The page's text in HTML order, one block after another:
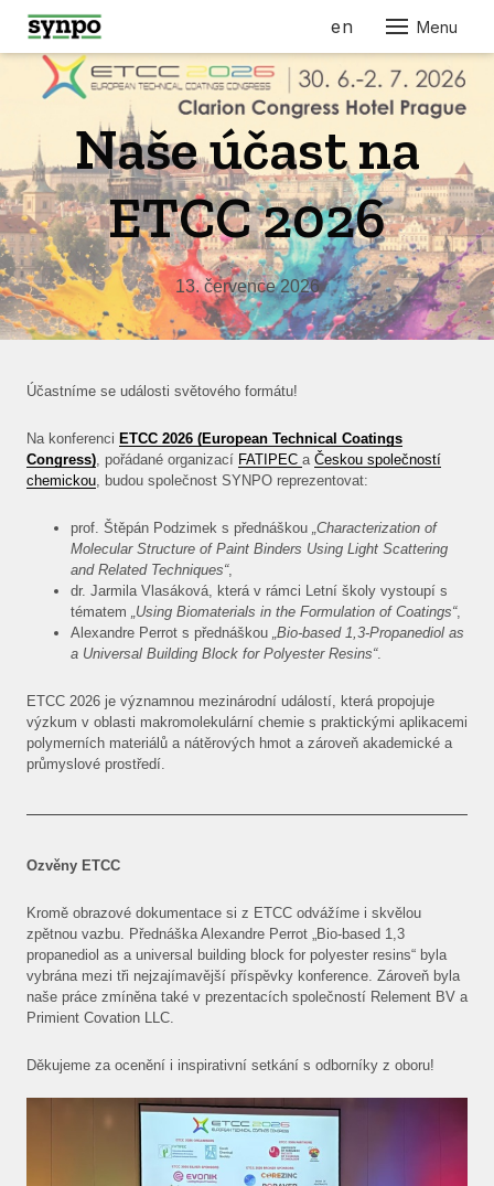
Menu
cs
en
O
Naše účast na
ETCC 2026
13. července 2026
Účastníme se události světového formátu!
Na konferenci ETCC 2026 (European Technical Coatings
Congress) , pořádané organizací FATIPEC a Českou společností
chemickou , budou společnost SYNPO reprezentovat:
prof. Štěpán Podzimek s přednáškou „Characterization of
Molecular Structure of Paint Binders Using Light Scattering
and Related Techniques“,
dr. Jarmila Vlasáková, která v rámci Letní školy vystoupí s
tématem
„Using Biomaterials in the Formulation of Coatings“,
Alexandre Perrot s přednáškou „Bio-based 1,3-Propanediol as
a Universal Building Block for Polyester Resins“.
ETCC 2026 je významnou mezinárodní událostí, která propojuje
výzkum v oblasti makromolekulární chemie s praktickými aplikacemi
polymerních materiálů a nátěrových hmot a zároveň akademické a
průmyslové prostředí.
Ozvěny ETCC
Kromě obrazové dokumentace si z ETCC odvážíme i skvělou
zpětnou vazbu. Přednáška Alexandre Perrot „Bio-based 1,3
propanediol as a universal building block for polyester resins“ byla
vybrána mezi tři nejzajímavější příspěvky konference. Zároveň byla
naše práce zmíněna také v prezentacích společností Relement BV a
Primient Covation LLC.
Děkujeme za ocenění i inspirativní setkání s odborníky z oboru!